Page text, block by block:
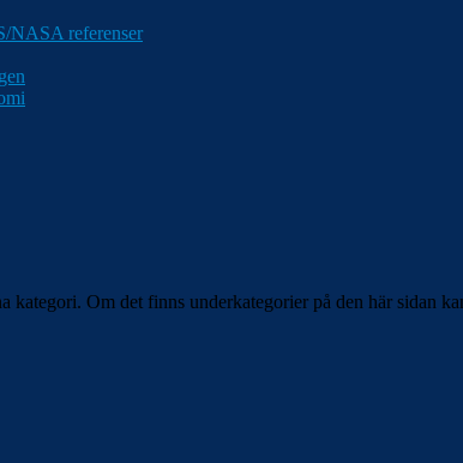
NASA referenser
kategori. Om det finns underkategorier på den här sidan